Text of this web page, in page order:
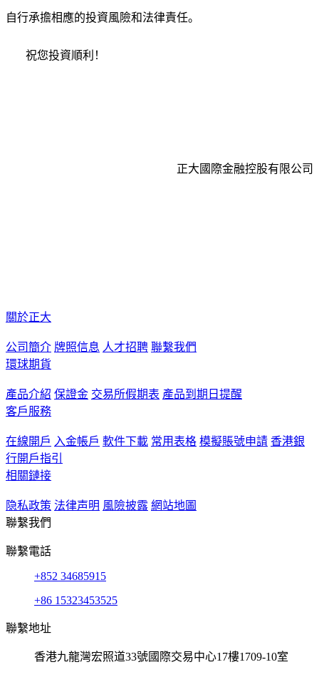
自行承擔相應的投資風險和法律責任。
祝您投資順利！
正大國際金融控股有限公司
關於正大
公司簡介 牌照信息 人才招聘 聯繫我們
環球期貨
產品介紹 保證金 交易所假期表 產品到期日提醒
客戶服務
在線開戶 入金帳戶 軟件下載 常用表格 模擬賬號申請 香港銀
行開戶指引
相關鏈接
隐私政策 法律声明 風險披露 網站地圖
聯繫我們
聯繫電話
+852 34685915
+86 15323453525
聯繫地址
香港九龍灣宏照道33號國際交易中心17樓1709-10室